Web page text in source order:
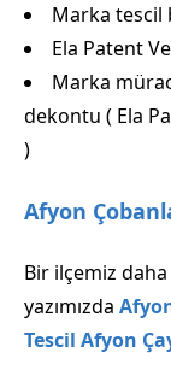
Marka tescil
Ela Patent
Marka
dekontu ( Ela
)
Afyon
Bir ilçemiz daha
yazımızda
Tescil Afyon